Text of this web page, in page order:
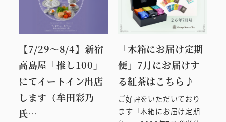
【7/29～8/4】新宿
高島屋「推し100」
にてイートイン出店
します（牟田彩乃
氏…
「木箱にお届け定期
便」7月にお届けす
る紅茶はこちら♪
ご好評をいただいており
ます「木箱にお届け定期